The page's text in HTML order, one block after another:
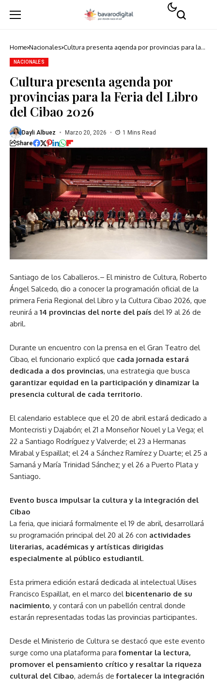
Home Nacionales Cultura presenta agenda por provincias para la
NACIONALES
Cultura presenta agenda por
provincias para la Feria del Libro
del Cibao 2026
Dayli Albuez Marzo 20, 2026 1 Mins Read
Share
Santiago de los Caballeros.– El ministro de Cultura, Roberto
Ángel Salcedo, dio a conocer la programación oficial de la
primera Feria Regional del Libro y la Cultura Cibao 2026, que
reunirá a 14 provincias del norte del país del 19 al 26 de
abril.
Durante un encuentro con la prensa en el Gran Teatro del
Cibao, el funcionario explicó que cada jornada estará
dedicada a dos provincias, una estrategia que busca
garantizar equidad en la participación y dinamizar la
presencia cultural de cada territorio.
El calendario establece que el 20 de abril estará dedicado a
Montecristi y Dajabón; el 21 a Monseñor Nouel y La Vega; el
22 a Santiago Rodríguez y Valverde; el 23 a Hermanas
Mirabal y Espaillat; el 24 a Sánchez Ramírez y Duarte; el 25 a
Samaná y María Trinidad Sánchez; y el 26 a Puerto Plata y
Santiago.
Evento busca impulsar la cultura y la integración del
Cibao
La feria, que iniciará formalmente el 19 de abril, desarrollará
su programación principal del 20 al 26 con actividades
literarias, académicas y artísticas dirigidas
especialmente al público estudiantil.
Esta primera edición estará dedicada al intelectual Ulises
Francisco Espaillat, en el marco del bicentenario de su
nacimiento, y contará con un pabellón central donde
estarán representadas todas las provincias participantes.
Desde el Ministerio de Cultura se destacó que este evento
surge como una plataforma parafomentar la lectura,
promover el pensamiento crítico y resaltar la riqueza
cultural del Cibao, además defortalecer la integración